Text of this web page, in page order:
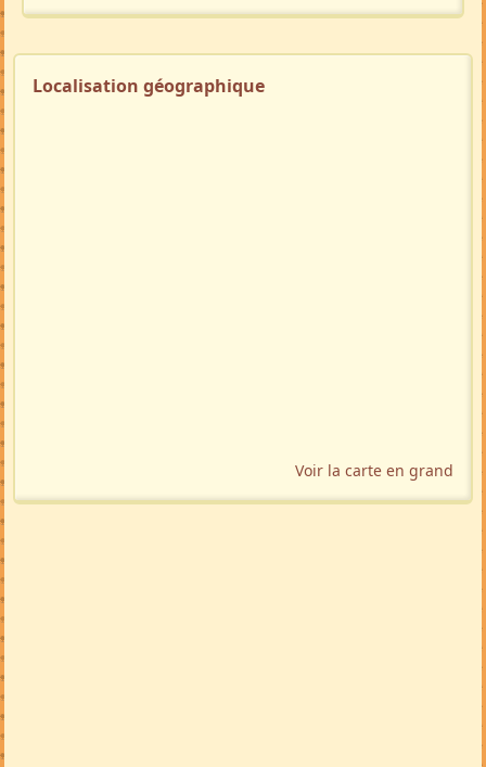
Localisation géographique
Voir la carte en grand